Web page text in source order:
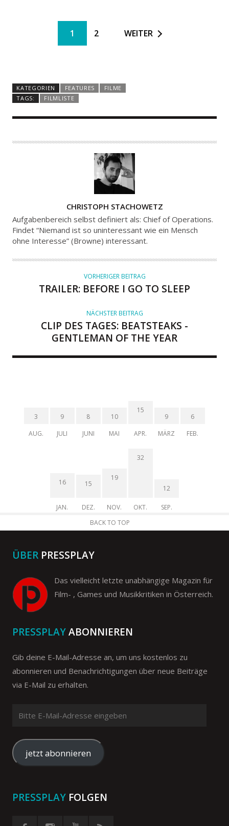
1 2 WEITER
KATEGORIEN FEATURES
FILME
TAGS:
FILMLISTE
U
T
O
CHRISTOPH STACHOWETZ
Aufgabenbereich selbst definiert als: Chief of Operations.
Findet “Niemand ist so uninteressant wie ein Mensch
ohne Interesse” (Browne) interessant.
VORHERIGER BEITRAG
TRAILER: BEFORE I GO TO SLEEP
NÄCHSTER BEITRAG
CLIP DES TAGES: BEATSTEAKS -
GENTLEMAN OF THE YEAR
3
AUG.
9
JULI
8
JUNI
10
MAI
15
APR.
9
MÄRZ
6
FEB.
16
JAN.
15
DEZ.
19
NOV.
32
OKT.
12
SEP.
BACK TO TOP
ÜBER PRESSPLAY
Das vielleicht letzte unabhängige Magazin für
Film- , Games und Musikkritiken in Österreich.
PRESSPLAYABONNIEREN
Gib deine E-Mail-Adresse an, um uns kostenlos zu
abonnieren und Benachrichtigungen über neue Beiträge
via E-Mail zu erhalten.
Mail-
Adresse
eingeben
jetzt abonnieren
PRESSPLAY FOLGEN